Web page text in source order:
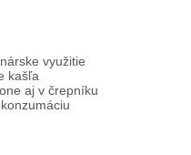
využitie
kašľa
aj v črepníku